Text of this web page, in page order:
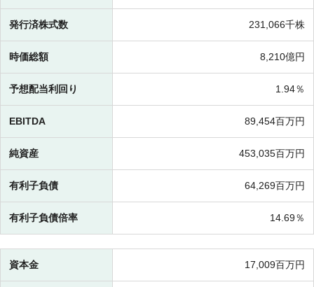
発行済株式数 231,066千株
時価総額 8,210億円
予想配当利回り 1.94％
EBITDA 89,454百万円
純資産 453,035百万円
有利子負債 64,269百万円
有利子負債倍率 14.69％
資本金 17,009百万円